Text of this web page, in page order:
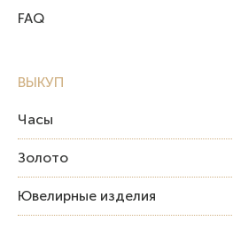
FAQ
ВЫКУП
Часы
Золото
Ювелирные изделия